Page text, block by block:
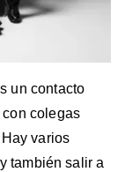
un contacto
colegas
varios
también salir a